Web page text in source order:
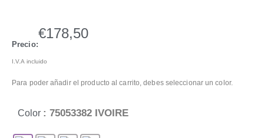
Precio:
€178,50
I.V.A incluido
Para poder añadir el producto al carrito, debes seleccionar un color.
Color : 75053382 IVOIRE